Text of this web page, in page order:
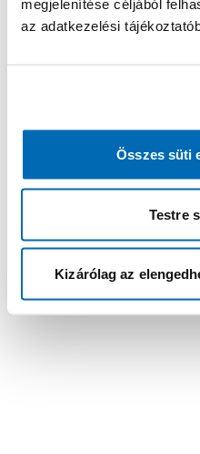
megjelenítése céljából
az adatkezelési
Összes süti
Testre
Kizárólag az